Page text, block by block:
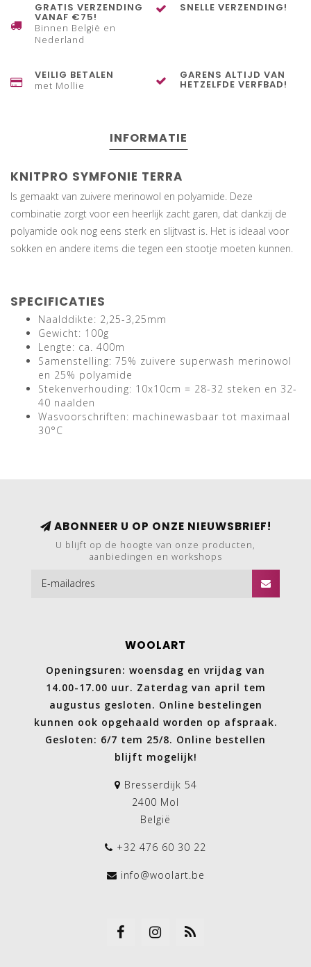
GRATIS VERZENDING
VANAF €75!
Binnen België en
Nederland
SNELLE VERZENDING!
VEILIG BETALEN
met Mollie
GARENS ALTIJD VAN
HETZELFDE VERFBAD!
INFORMATIE
KNITPRO SYMFONIE TERRA
Is gemaakt van zuivere merinowol en polyamide. Deze
combinatie zorgt voor een heerlijk zacht garen, dat dankzij de
polyamide ook nog eens sterk en slijtvast is. Het is ideaal voor
sokken en andere items die tegen een stootje moeten kunnen.
SPECIFICATIES
Naalddikte: 2,25-3,25mm
Gewicht: 100g
Lengte: ca. 400m
Samenstelling: 75% zuivere superwash merinowol
en 25% polyamide
Stekenverhouding: 10x10cm = 28-32 steken en 32-
40 naalden
Wasvoorschriften: machinewasbaar tot maximaal
30°C
ABONNEER U OP ONZE NIEUWSBRIEF!
U blijft op de hoogte van onze producten,
aanbiedingen en workshops
WOOLART
Openingsuren: woensdag en vrijdag van
14.00-17.00 uur. Zaterdag van april tem
augustus gesloten. Online bestelingen
kunnen ook opgehaald worden op afspraak.
Gesloten: 6/7 tem 25/8. Online bestellen
blijft mogelijk!
Bresserdijk 54
2400 Mol
België
+32 476 60 30 22
info@woolart.be